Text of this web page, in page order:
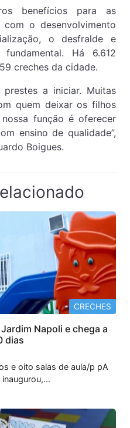
benefícios para as
o desenvolvimento
o desfralde e
Há 6.612
creches da cidade.
a iniciar. Muitas
quem deixar os filhos
função é oferecer
ensino de qualidade”,
Boigues.
CRECHES
Napoli e chega a
dias
e oito salas de aula/p pA